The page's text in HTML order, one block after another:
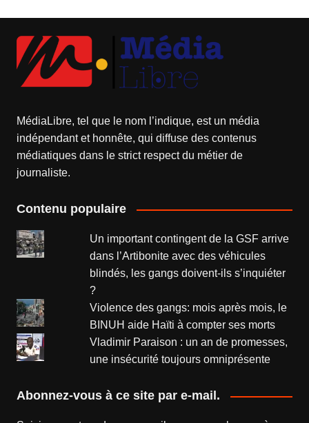
MédiaLibre, tel que le nom l’indique, est un média
indépendant et honnête, qui diffuse des contenus
médiatiques dans le strict respect du métier de
journaliste.
Contenu populaire
Un important contingent de la GSF arrive
dans l’Artibonite avec des véhicules
blindés, les gangs doivent-ils s’inquiéter
?
Violence des gangs: mois après mois, le
BINUH aide Haïti à compter ses morts
Vladimir Paraison : un an de promesses,
une insécurité toujours omniprésente
Abonnez-vous à ce site par e-mail.